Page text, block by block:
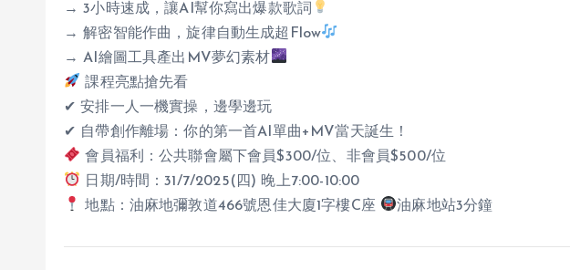
→ 3小時速成，讓AI幫你寫出爆款歌詞
→ 解密智能作曲，旋律自動生成超Flow
→ AI繪圖工具產出MV夢幻素材
課程亮點搶先看
✔ 安排一人一機實操，邊學邊玩
✔ 自帶創作離場：你的第一首AI單曲+MV當天誕生！
會員福利：公共聯會屬下會員$300/位、非會員$500/位
日期/時間：31/7/2025(四) 晚上7:00-10:00
地點：油麻地彌敦道466號恩佳大廈1字樓C座
油麻地站3分鐘